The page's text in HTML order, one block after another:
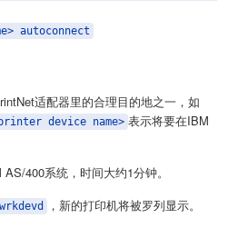
autoconnect
适配器里的合理目的地之一，如
device name> 表示将要在IBM
400系统，时间大约1分钟。
wrkdevd
，新的打印机将被罗列显示。